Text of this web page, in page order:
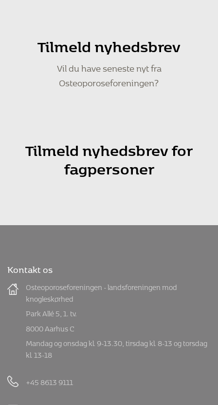
Tilmeld nyhedsbrev
Vil du have seneste nyt fra
Osteoporoseforeningen?
Tilmeld nyhedsbrev for
fagpersoner